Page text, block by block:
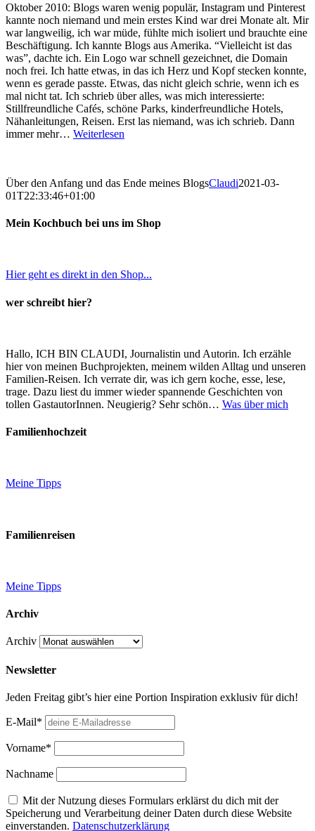
Oktober 2010: Blogs waren wenig populär, Instagram und Pinterest
kannte noch niemand und mein erstes Kind war drei Monate alt. Mir
war langweilig, ich war müde, fühlte mich isoliert und brauchte eine
Beschäftigung. Ich kannte Blogs aus Amerika. “Vielleicht ist das
was”, dachte ich. Ein Logo war schnell gezeichnet, die Domain
noch frei. Ich hatte etwas, in das ich Herz und Kopf stecken konnte,
wenn es gerade passte. Etwas, das nicht gleich schrie, wenn ich es
mal nicht tat. Ich schrieb über alles, was mich interessierte:
Stillfreundliche Cafés, schöne Parks, kinderfreundliche Hotels,
Nähanleitungen, Reisen. Erst las niemand, was ich schrieb. Dann
immer mehr… Weiterlesen
Über den Anfang und das Ende meines BlogsClaudi2021-03-
01T22:33:46+01:00
Mein Kochbuch bei uns im Shop
Hier geht es direkt in den Shop...
wer schreibt hier?
Hallo, ICH BIN CLAUDI, Journalistin und Autorin. Ich erzähle
hier von meinen Buchprojekten, meinem wilden Alltag und unseren
Familien-Reisen. Ich verrate dir, was ich gern koche, esse, lese,
trage. Dazu liest du immer wieder spannende Geschichten von
tollen GastautorInnen. Neugierig? Sehr schön… Was über mich
Familienhochzeit
Meine Tipps
Familienreisen
Meine Tipps
Archiv
Archiv
Newsletter
Jeden Freitag gibt’s hier eine Portion Inspiration exklusiv für dich!
E-Mail*
Vorname*
Nachname
Mit der Nutzung dieses Formulars erklärst du dich mit der
Speicherung und Verarbeitung deiner Daten durch diese Website
einverstanden. Datenschutzerklärung